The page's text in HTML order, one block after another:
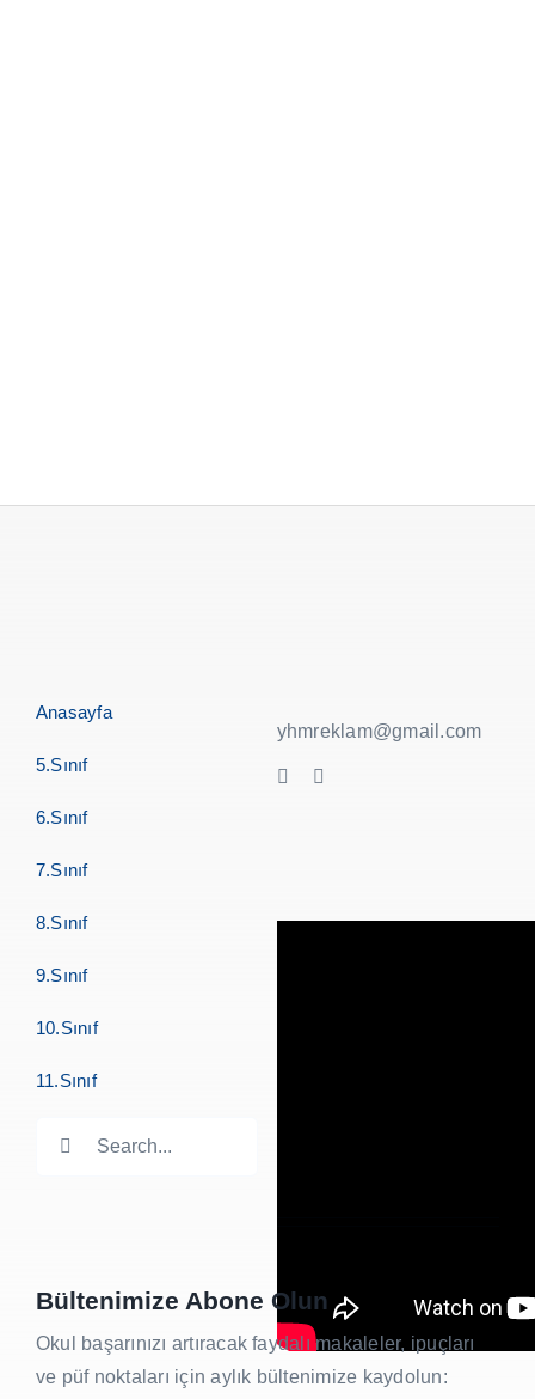
Anasayfa
5.Sınıf
6.Sınıf
7.Sınıf
8.Sınıf
9.Sınıf
10.Sınıf
11.Sınıf
yhmreklam@gmail.com
Bültenimize Abone Olun
Okul başarınızı artıracak faydalı makaleler, ipuçları
ve püf noktaları için aylık bültenimize kaydolun: